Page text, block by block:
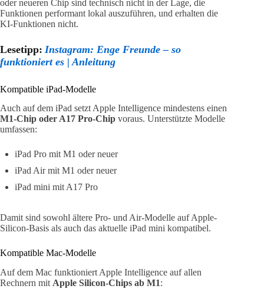
oder neueren Chip sind technisch nicht in der Lage, die
Funktionen performant lokal auszuführen, und erhalten die
KI-Funktionen nicht.
Lesetipp: Instagram: Enge Freunde – so
funktioniert es | Anleitung
Kompatible iPad-Modelle
Auch auf dem iPad setzt Apple Intelligence mindestens einen
M1-Chip oder A17 Pro-Chip voraus. Unterstützte Modelle
umfassen:
iPad Pro mit M1 oder neuer
iPad Air mit M1 oder neuer
iPad mini mit A17 Pro
Damit sind sowohl ältere Pro- und Air-Modelle auf Apple-
Silicon-Basis als auch das aktuelle iPad mini kompatibel.
Kompatible Mac-Modelle
Auf dem Mac funktioniert Apple Intelligence auf allen
Rechnern mit Apple Silicon-Chips ab M1: